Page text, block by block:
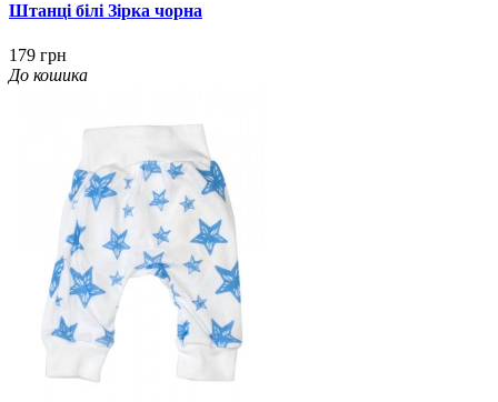
Штанці білі Зірка чорна
179 грн
До кошика